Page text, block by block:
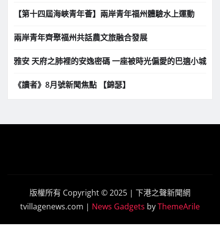
【第十四屆海峽青年薈】兩岸青年福州體驗水上運動
兩岸青年齊聚福州共話農文旅融合發展
雅安 天府之肺裡的安逸密碼 一座被時光偏愛的巴適小城
《讀者》8月號新聞焦點 【錦瑟】
版權所有 Copyright © 2025 | 下港之聲新聞網
tvillagenews.com | News Gadgets byThemeArile